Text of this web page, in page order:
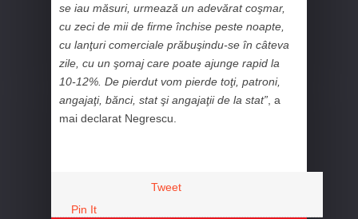
se iau măsuri, urmează un adevărat coşmar,
cu zeci de mii de firme închise peste noapte,
cu lanţuri comerciale prăbuşindu-se în câteva
zile, cu un şomaj care poate ajunge rapid la
10-12%. De pierdut vom pierde toţi, patroni,
angajaţi, bănci, stat şi angajaţii de la stat” , a
mai declarat Negrescu.
Tweet
Pin It